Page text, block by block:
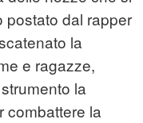
postato dal rapper
la
e ragazze,
la
combattere la